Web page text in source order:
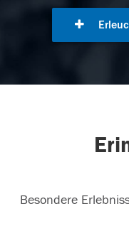
Besondere